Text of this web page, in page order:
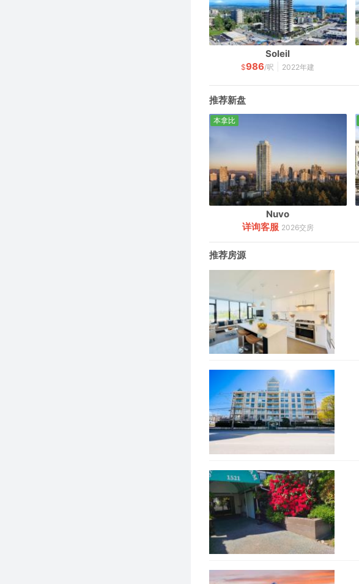
Soleil
$986/呎 2022年建
推荐新盘
Nuvo
详询客服 2026交房
本拿比
推荐房源